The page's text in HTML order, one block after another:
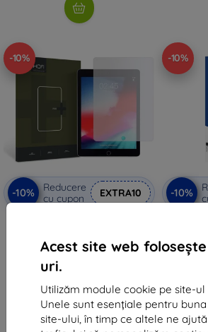
Acest site web
uri.
Utilizăm module cookie pe site-ul
Unele sunt esențiale pentru
site-ului, în timp ce altele ne
-10%
-10%
Reducere
cu cupon
EXTRA10
58 lei
52 lei
-10%
-10%